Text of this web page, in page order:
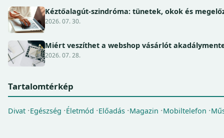
Kéztőalagút-szindróma: tünetek, okok és
2026. 07. 30.
Miért veszíthet a webshop vásárlót
2026. 07. 28.
Tartalomtérkép
Divat Egészség Életmód Előadás Magazin Mobiltelefon